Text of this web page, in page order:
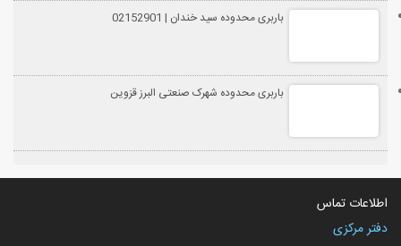
باربری محدوده سید خندان | 02152901
باربری محدوده شهرک صنعتی البرز قزوین
اطلاعات تماس
دفتر مرکزی